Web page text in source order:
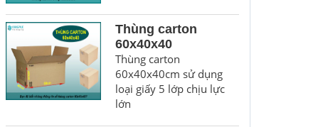
Thùng carton
60x40x40
Thùng carton
60x40x40cm sử dụng
loại giấy 5 lớp chịu lực
lớn